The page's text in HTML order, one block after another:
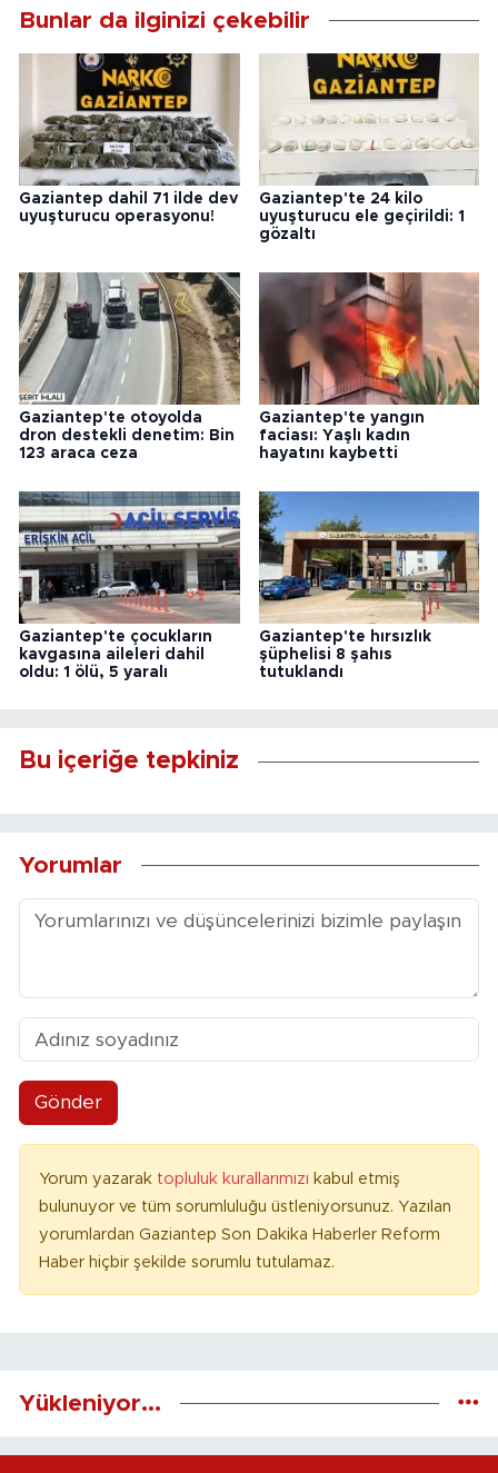
Bunlar da ilginizi çekebilir
Gaziantep dahil 71 ilde dev
uyuşturucu operasyonu!
Gaziantep'te 24 kilo
uyuşturucu ele geçirildi: 1
gözaltı
Gaziantep'te otoyolda
dron destekli denetim: Bin
123 araca ceza
Gaziantep'te yangın
faciası: Yaşlı kadın
hayatını kaybetti
Gaziantep'te çocukların
kavgasına aileleri dahil
oldu: 1 ölü, 5 yaralı
Gaziantep'te hırsızlık
şüphelisi 8 şahıs
tutuklandı
Bu içeriğe tepkiniz
Yorumlar
Gönder
Yorum yazarak topluluk kurallarımızı kabul etmiş
bulunuyor ve tüm sorumluluğu üstleniyorsunuz. Yazılan
yorumlardan Gaziantep Son Dakika Haberler Reform
Haber hiçbir şekilde sorumlu tutulamaz.
Yükleniyor...